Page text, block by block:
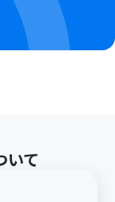
い可能なファイ
9413924
いて